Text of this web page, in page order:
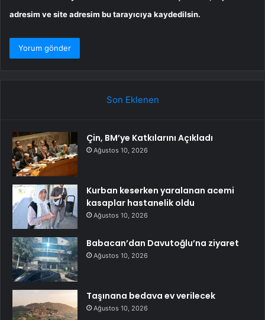
adresim ve site adresim bu tarayıcıya kaydedilsin.
Son Eklenen
Çin, BM’ye Katkılarını Açıkladı
Ağustos 10, 2026
Kurban keserken yaralanan acemi
kasaplar hastanelik oldu
Ağustos 10, 2026
Babacan’dan Davutoğlu’na ziyaret
Ağustos 10, 2026
Taşınana bedava ev verilecek
Ağustos 10, 2026